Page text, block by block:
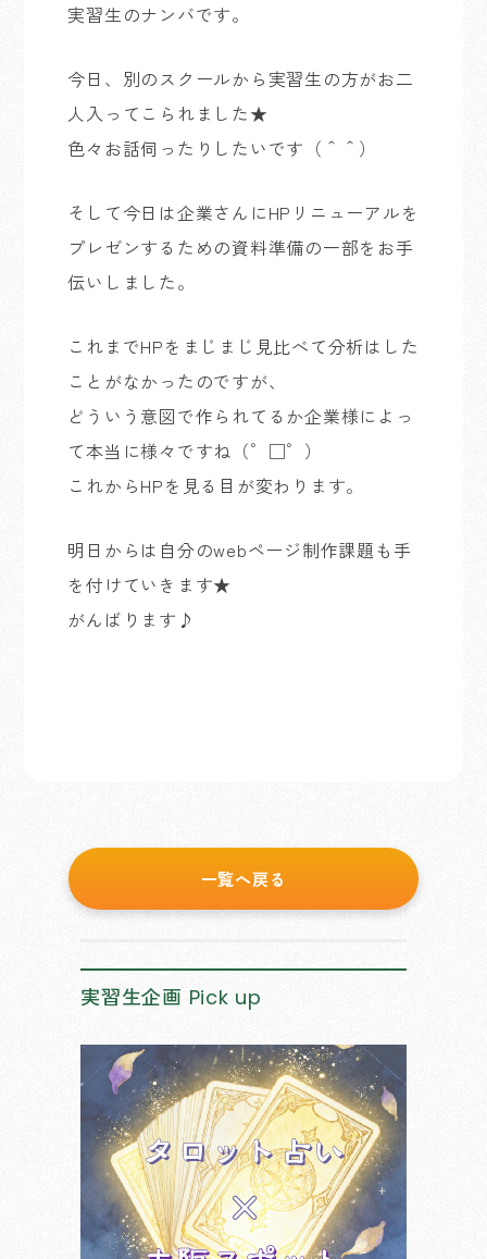
実習生のナンバです。
今日、別のスクールから実習生の方がお二
人入ってこられました★
色々お話伺ったりしたいです（＾＾）
そして今日は企業さんにHPリニューアルを
プレゼンするための資料準備の一部をお手
伝いしました。
これまでHPをまじまじ見比べて分析はした
ことがなかったのですが、
どういう意図で作られてるか企業様によっ
て本当に様々ですね（゜□゜）
これからHPを見る目が変わります。
明日からは自分のwebページ制作課題も手
を付けていきます★
がんばります♪
一覧へ戻る
実習生企画 Pick up